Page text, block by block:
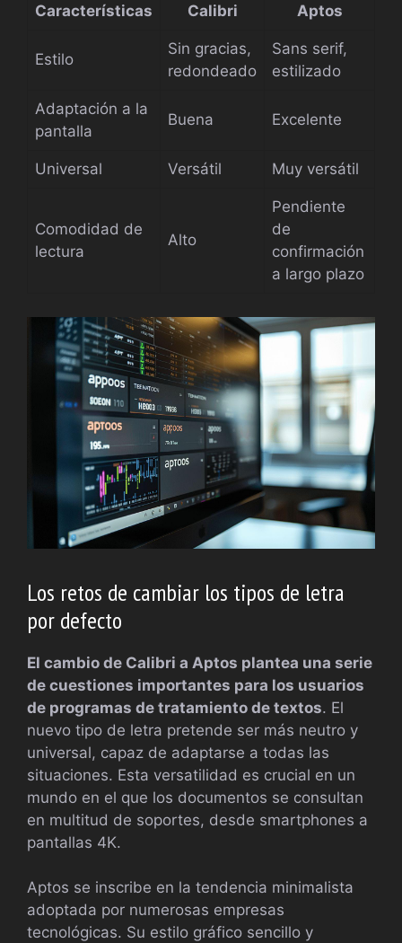
Características Calibri Aptos
Estilo
Sin gracias,
redondeado
Sans serif,
estilizado
Adaptación a la
pantalla
Buena Excelente
Universal Versátil Muy versátil
Comodidad de
lectura
Alto
Pendiente
de
confirmación
a largo plazo
Los retos de cambiar los tipos de letra
por defecto
El cambio de Calibri a Aptos plantea una serie
de cuestiones importantes para los usuarios
de programas de tratamiento de textos. El
nuevo tipo de letra pretende ser más neutro y
universal, capaz de adaptarse a todas las
situaciones. Esta versatilidad es crucial en un
mundo en el que los documentos se consultan
en multitud de soportes, desde smartphones a
pantallas 4K.
Aptos se inscribe en la tendencia minimalista
adoptada por numerosas empresas
tecnológicas. Su estilo gráfico sencillo y